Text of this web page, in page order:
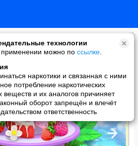
технологии
применении можно по ссылке
наркотики и связанная с ними
потребление наркотических
веществ и их аналогов причиняет
оборот запрещён и влечёт
ответственность